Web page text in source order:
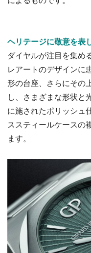
ヘリテージに敬意を表
ダイヤルが注目を集め
レアートのデザインに
形の台座、さらにその
し、さまざまな形状と
に施されたポリッシュ
ススティールケースの
ます。